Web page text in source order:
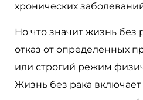
хронических
Но что значит жизнь без
отказ от определенных
или строгий режим
Жизнь без рака